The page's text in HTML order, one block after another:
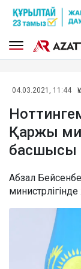
04.03.2021, 11:44
Ноттингем
Қаржы
басшысы
Абзал